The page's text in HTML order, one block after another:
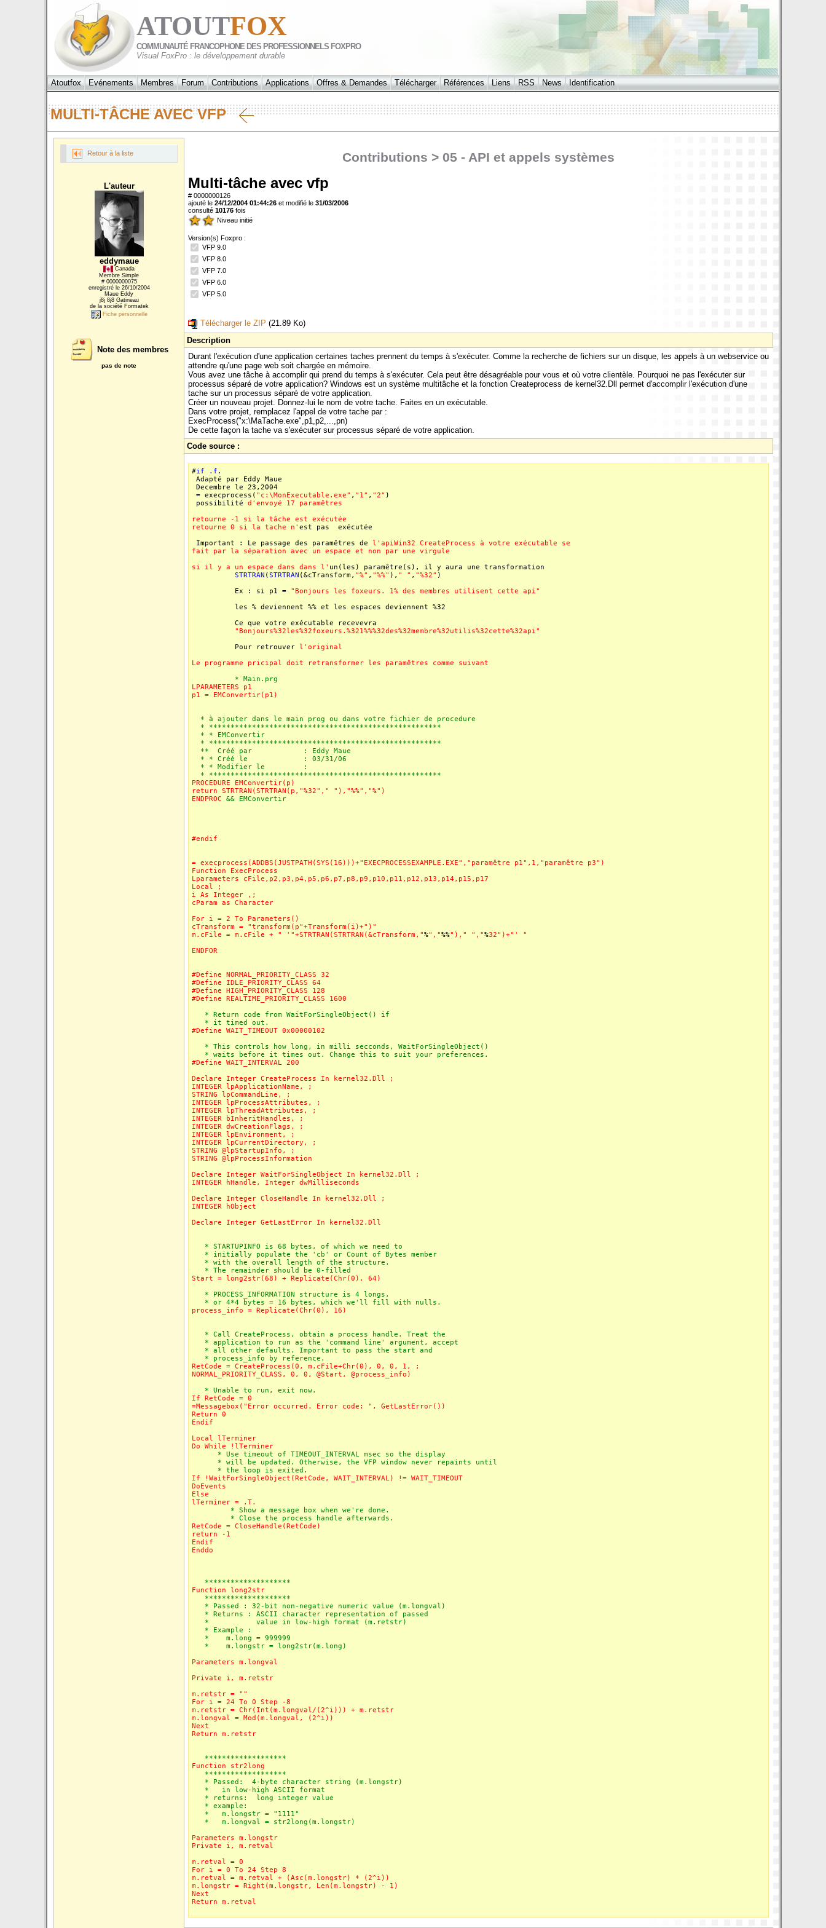
ATOUTFOX
COMMUNAUTÉ FRANCOPHONE DES PROFESSIONNELS FOXPRO
Visual FoxPro : le développement durable
Atoutfox Evénements Membres Forum Contributions Applications Offres & Demandes Télécharger Références Liens RSS News Identification
MULTI-TÂCHE AVEC VFP
Retour à la liste
L'auteur
eddymaue
Canada
Membre Simple
# 0000000075
enregistré le 26/10/2004
Maue Eddy
j8j 8j8 Gatineau
de la société Formatek
Fiche personnelle
Note des membres
pas de note
Contributions > 05 - API et appels systèmes
Multi-tâche avec vfp
# 0000000126
ajouté le 24/12/2004 01:44:26 et modifié le 31/03/2006
consulté 10176 fois
Niveau initié
Version(s) Foxpro :
VFP 9.0
VFP 8.0
VFP 7.0
VFP 6.0
VFP 5.0
Télécharger le ZIP (21.89 Ko)
Description
Durant l'exécution d'une application certaines taches prennent du temps à s'exécuter. Comme la recherche de fichiers sur un disque, les appels à un webservice ou
attendre qu'une page web soit chargée en mémoire.
Vous avez une tâche à accomplir qui prend du temps à s'exécuter. Cela peut être désagréable pour vous et où votre clientèle. Pourquoi ne pas l'exécuter sur
processus séparé de votre application? Windows est un système multitâche et la fonction Createprocess de kernel32.Dll permet d'accomplir l'exécution d'une
tache sur un processus séparé de votre application.
Créer un nouveau projet. Donnez-lui le nom de votre tache. Faites en un exécutable.
Dans votre projet, remplacez l'appel de votre tache par :
ExecProcess("x:\MaTache.exe",p1,p2,...,pn)
De cette façon la tache va s'exécuter sur processus séparé de votre application.
Code source :
#if
.f.
Adapté par Eddy Maue
Decembre le 23,2004
= execprocess( "c:\MonExecutable.exe" , "1" , "2" )
possibilité d'envoyé 17 paramêtres
retourne -1 si la tâche est exécutée
retourne 0 si la tache n' est pas exécutée
Important : Le passage des paramêtres de l'apiWin32 CreateProcess à votre exécutable se
fait par la séparation avec un espace et non par une virgule
si il y a un espace dans dans l' un(les) paramêtre(s), il y aura une transformation
STRTRAN (STRTRAN (&cTransform, "%" , "%%" ), " " , "%32" )
Ex : si p1 = "Bonjours les foxeurs. 1% des membres utilisent cette api"
les % deviennent %% et les espaces deviennent %32
Ce que votre exécutable recevevra
"Bonjours%32les%32foxeurs.%321%%%32des%32membre%32utilis%32cette%32api"
Pour retrouver l'original
Le programme pricipal doit retransformer les paramêtres comme suivant
* Main.prg
LPARAMETERS p1
p1 = EMConvertir(p1)
* à ajouter dans le main prog ou dans votre fichier de procedure
* ******************************************************
* * EMConvertir
* ******************************************************
** Créé par : Eddy Maue
* * Créé le : 03/31/06
* * Modifier le :
* ******************************************************
PROCEDURE EMConvertir(p)
return STRTRAN(STRTRAN(p,"%32"," "),"%%","%")
ENDPROC && EMConvertir
#endif
= execprocess(ADDBS(JUSTPATH(SYS(16)))+"EXECPROCESSEXAMPLE.EXE","paramêtre p1",1,"paramêtre p3")
Function ExecProcess
Lparameters cFile,p2,p3,p4,p5,p6,p7,p8,p9,p10,p11,p12,p13,p14,p15,p17
Local ;
i As Integer ,;
cParam as Character
For i = 2 To Parameters()
cTransform = "transform(p"+Transform(i)+")"
m.cFile = m.cFile + " ' "+STRTRAN(STRTRAN(&cTransform,"%","%%")," ","%32")+" ' "
ENDFOR
#Define NORMAL_PRIORITY_CLASS 32
#Define IDLE_PRIORITY_CLASS 64
#Define HIGH_PRIORITY_CLASS 128
#Define REALTIME_PRIORITY_CLASS 1600
* Return code from WaitForSingleObject() if
* it timed out.
#Define WAIT_TIMEOUT 0x00000102
* This controls how long, in milli secconds, WaitForSingleObject()
* waits before it times out. Change this to suit your preferences.
#Define WAIT_INTERVAL 200
Declare Integer CreateProcess In kernel32.Dll ;
INTEGER lpApplicationName, ;
STRING lpCommandLine, ;
INTEGER lpProcessAttributes, ;
INTEGER lpThreadAttributes, ;
INTEGER bInheritHandles, ;
INTEGER dwCreationFlags, ;
INTEGER lpEnvironment, ;
INTEGER lpCurrentDirectory, ;
STRING @lpStartupInfo, ;
STRING @lpProcessInformation
Declare Integer WaitForSingleObject In kernel32.Dll ;
INTEGER hHandle, Integer dwMilliseconds
Declare Integer CloseHandle In kernel32.Dll ;
INTEGER hObject
Declare Integer GetLastError In kernel32.Dll
* STARTUPINFO is 68 bytes, of which we need to
* initially populate the 'cb' or Count of Bytes member
* with the overall length of the structure.
* The remainder should be 0-filled
Start = long2str(68) + Replicate(Chr(0), 64)
* PROCESS_INFORMATION structure is 4 longs,
* or 4*4 bytes = 16 bytes, which we'll fill with nulls.
process_info = Replicate(Chr(0), 16)
* Call CreateProcess, obtain a process handle. Treat the
* application to run as the 'command line' argument, accept
* all other defaults. Important to pass the start and
* process_info by reference.
RetCode = CreateProcess(0, m.cFile+Chr(0), 0, 0, 1, ;
NORMAL_PRIORITY_CLASS, 0, 0, @Start, @process_info)
* Unable to run, exit now.
If RetCode = 0
=Messagebox("Error occurred. Error code: ", GetLastError())
Return 0
Endif
Local lTerminer
Do While !lTerminer
* Use timeout of TIMEOUT_INTERVAL msec so the display
* will be updated. Otherwise, the VFP window never repaints until
* the loop is exited.
If !WaitForSingleObject(RetCode, WAIT_INTERVAL) != WAIT_TIMEOUT
DoEvents
Else
lTerminer = .T.
* Show a message box when we're done.
* Close the process handle afterwards.
RetCode = CloseHandle(RetCode)
return -1
Endif
Enddo
********************
Function long2str
********************
* Passed : 32-bit non-negative numeric value (m.longval)
* Returns : ASCII character representation of passed
* value in low-high format (m.retstr)
* Example :
* m.long = 999999
* m.longstr = long2str(m.long)
Parameters m.longval
Private i, m.retstr
m.retstr = ""
For i = 24 To 0 Step -8
m.retstr = Chr(Int(m.longval/(2^i))) + m.retstr
m.longval = Mod(m.longval, (2^i))
Next
Return m.retstr
*******************
Function str2long
*******************
* Passed: 4-byte character string (m.longstr)
* in low-high ASCII format
* returns: long integer value
* example:
* m.longstr = "1111"
* m.longval = str2long(m.longstr)
Parameters m.longstr
Private i, m.retval
m.retval = 0
For i = 0 To 24 Step 8
m.retval = m.retval + (Asc(m.longstr) * (2^i))
m.longstr = Right(m.longstr, Len(m.longstr) - 1)
Next
Return m.retval